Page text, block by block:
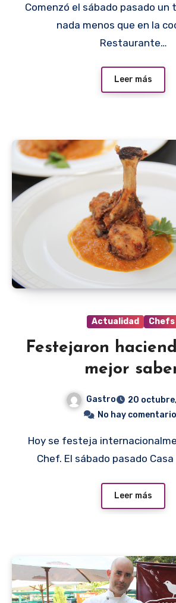
Comenzó el sábado pasado un taller culinario,
nada menos que en la
Restaurante…
Leer más
Actualidad Chefs
Festejaron
mejor
Gastro
20
No hay
Hoy se festeja internacionalmente el Día del
Chef. El sábado pasado
Leer más